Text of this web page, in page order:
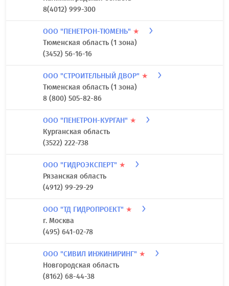
8(4012) 999-300
ООО "ПЕНЕТРОН-ТЮМЕНЬ" ★
Тюменская область (1 зона)
(3452) 56-16-16
ООО "СТРОИТЕЛЬНЫЙ ДВОР" ★
Тюменская область (1 зона)
8 (800) 505-82-86
ООО "ПЕНЕТРОН-КУРГАН" ★
Курганская область
(3522) 222-738
ООО "ГИДРОЭКСПЕРТ" ★
Рязанская область
(4912) 99-29-29
ООО "ТД ГИДРОПРОЕКТ" ★
г. Москва
(495) 641-02-78
ООО "СИВИЛ ИНЖИНИРИНГ" ★
Новгородская область
(8162) 68-44-38